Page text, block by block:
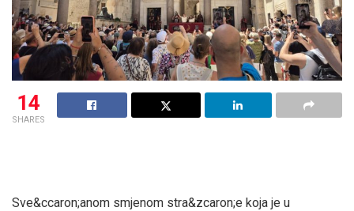
14
SHARES
Sve&ccaron;anom smjenom stra&zcaron;e koja je u